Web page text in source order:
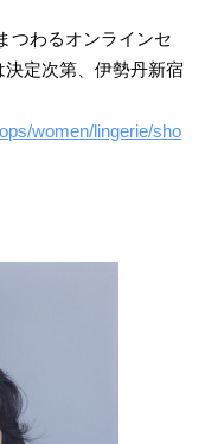
つわるオンラインセ
定次第、伊勢丹新宿
women/lingerie/sho